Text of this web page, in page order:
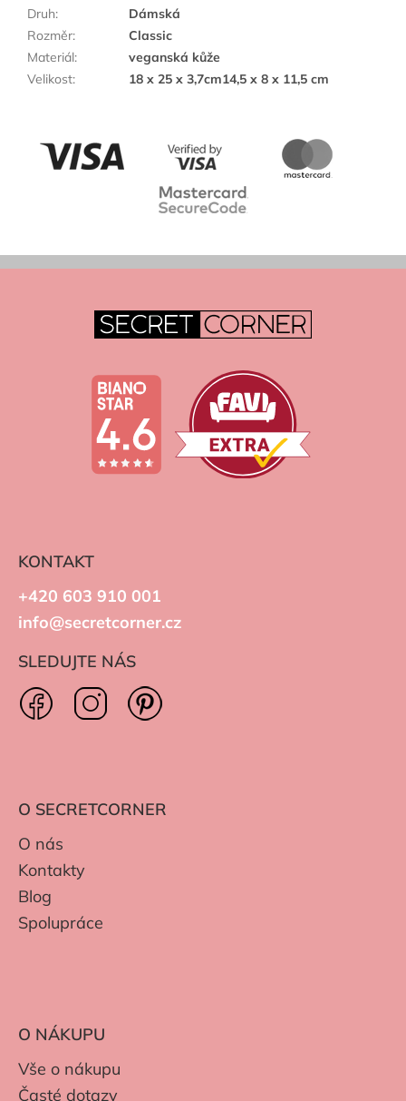
Druh:
Dámská
Rozměr:
Classic
Materiál:
veganská kůže
Velikost: 18 x 25 x 3,7cm14,5 x 8 x 11,5 cm
KONTAKT
+420 603 910 001
info@secretcorner.cz
SLEDUJTE NÁS
O SECRETCORNER
O nás
Kontakty
Blog
Spolupráce
O NÁKUPU
Vše o nákupu
Časté dotazy